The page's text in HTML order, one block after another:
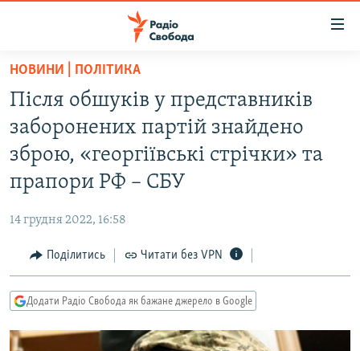
Перейти
основного
матеріалу
Перейти
до
основної
Перейти
пошуку
РАДІО СВОБОДА – 70 РОКІВ
ВСЕ ЗА ДОБУ
СТАТТІ
СУСПІЛЬСТВО
КУЛЬТУРА
СПОРТ
ДОНБАС.РЕАЛІЇ
КРИМ.РЕАЛІЇ
ТИ ЯК?
КИТАЙ.ВИКЛИКИ
НОВИНИ | ПОЛІТИКА
Після обшуків у представників
заборонених партій знайдено
зброю, «георгіївські стрічки» та
прапори РФ – СБУ
14 грудня 2022, 16:58
Поділитись Читати без VPN
Додати Радіо Свобода як бажане джерело в Google